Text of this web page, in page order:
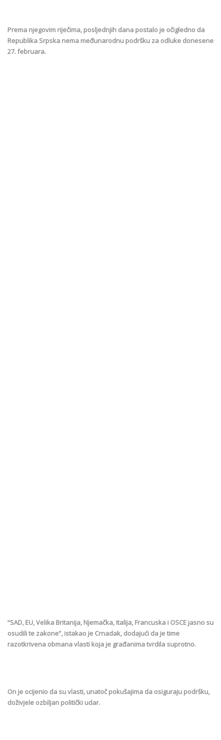
Prema njegovim riječima, posljednjih dana postalo je očigledno da
Republika Srpska nema međunarodnu podršku za odluke donesene
27. februara.
“SAD, EU, Velika Britanija, Njemačka, Italija, Francuska i OSCE jasno su
osudili te zakone”, istakao je Crnadak, dodajući da je time
razotkrivena obmana vlasti koja je građanima tvrdila suprotno.
On je ocijenio da su vlasti, unatoč pokušajima da osiguraju podršku,
doživjele ozbiljan politički udar.